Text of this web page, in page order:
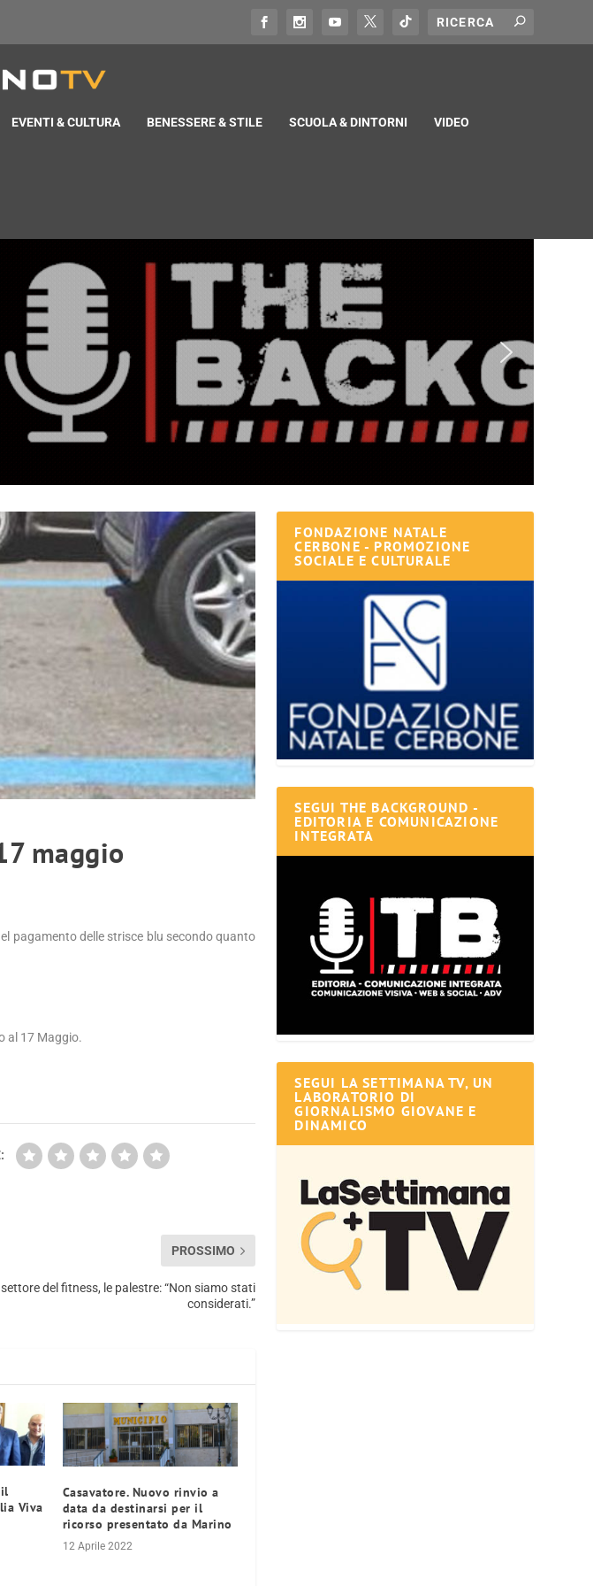
EVENTI & CULTURA BENESSERE & STILE SCUOLA & DINTORNI VIDEO
maggio
pagamento delle strisce blu secondo quanto
al 17 Maggio.
PROSSIMO
del fitness, le palestre: “Non siamo stati
considerati.”
Viva
Casavatore. Nuovo rinvio a
data da destinarsi per il
ricorso presentato da Marino
12 Aprile 2022
FONDAZIONE NATALE
CERBONE - PROMOZIONE
SOCIALE E CULTURALE
SEGUI THE BACKGROUND -
EDITORIA E COMUNICAZIONE
INTEGRATA
SEGUI LA SETTIMANA TV, UN
LABORATORIO DI
GIORNALISMO GIOVANE E
DINAMICO